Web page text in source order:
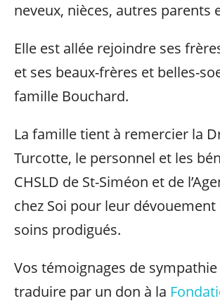
neveux, nièces, autres parents
Elle est allée rejoindre ses
et ses beaux-frères et belles-
famille Bouchard.
La famille tient à remercier la
Turcotte, le personnel et les
CHSLD de St-Siméon et de
chez Soi pour leur dévouement
soins prodigués.
Vos témoignages de
traduire par un don à la